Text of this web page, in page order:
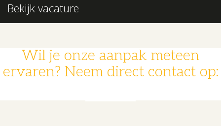
Bekijk vacature
Wil je onze aanpak meteen
ervaren? Neem direct contact op: